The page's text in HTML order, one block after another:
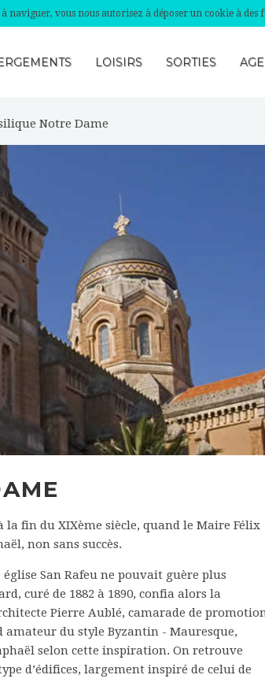
naviguer, vous nous autorisez à déposer un cookie à des
LOISIRS SORTIES
Notre Dame
la fin du XIXème siècle, quand le Maire Félix
non sans succès.
San Rafeu ne pouvait guère plus
curé de 1882 à 1890, confia alors la
Pierre Aublé, camarade de
amateur du style Byzantin - Mauresque,
selon cette inspiration. On retrouve
d’édifices, largement inspiré de celui de